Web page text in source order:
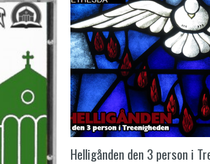
Helligånden den 3 person i